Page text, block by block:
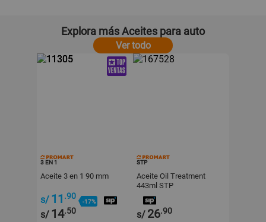
Explora más Aceites para auto
Ver todo
3 EN 1
Aceite 3 en 1 90 mm
s/ 11 .90
-17%
s/ 14.50
STP
Aceite Oil Treatment
443ml STP
s/ 26.90